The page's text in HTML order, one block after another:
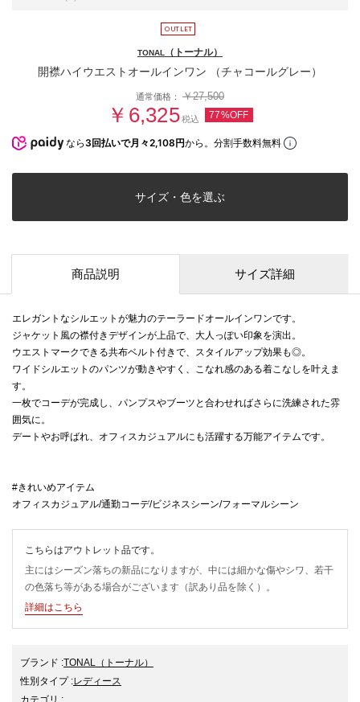
TONAL （トーナル）
開襟ハイウエストオールインワン （チャコールグレー）
通常価格： ￥27,500
￥6,325税込 77%OFF
なら 3回払いで月々2,108円から。分割手数料無料
サイズ・色を選ぶ
商品説明 サイズ詳細
エレガントなシルエットが魅力のテーラードオールインワンです。
ジャケット風の襟付きデザインが上品で、大人っぽい印象を演出。
ウエストマークできる共布ベルト付きで、スタイルアップ効果も◎。
ワイドシルエットのパンツが動きやすく、こなれ感のある着こなしを叶えま
す。
一枚でコーデが完成し、パンプスやブーツと合わせればさらに洗練された雰
囲気に。
デートやお呼ばれ、オフィスカジュアルにも活躍する万能アイテムです。
#きれいめアイテム
オフィスカジュアル/通勤コーデ/ビジネスシーン/フォーマルシーン
こちらはアウトレット品です。
主にはシーズン落ちの新品になりますが、中には細かな傷やシワ、若干
の色落ち等がある場合がございます（訳あり品を除く）。
詳細はこちら
ブランド :TONAL （トーナル）
性別タイプ:レディース
カテゴリ :